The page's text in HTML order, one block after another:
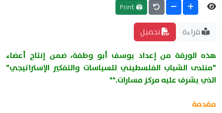
🖨 Print
قراءة تحميل
هذه الورقة من إعداد يوسف أبو وطفة، ضمن إنتاج أعضاء
"منتدى الشباب الفلسطيني للسياسات والتفكير الإستراتيجي"
الذي يشرف عليه مركز مسارات.**
مقدمة